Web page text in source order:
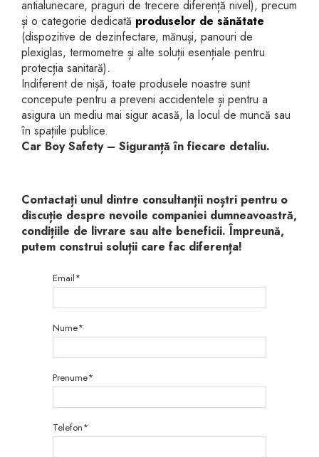
antialunecare, praguri de trecere diferență nivel), precum
și o categorie dedicată produselor de sănătate
(dispozitive de dezinfectare, mănuși, panouri de
plexiglas, termometre și alte soluții esențiale pentru
protecția sanitară).
Indiferent de nișă, toate produsele noastre sunt
concepute pentru a preveni accidentele și pentru a
asigura un mediu mai sigur acasă, la locul de muncă sau
în spațiile publice.
Car Boy Safety – Siguranță în fiecare detaliu.
Contactați unul dintre consultanții noștri pentru o
discuție despre nevoile companiei dumneavoastră,
condițiile de livrare sau alte beneficii. Împreună,
putem construi soluții care fac diferența!
Email*
Nume*
Prenume*
Telefon*